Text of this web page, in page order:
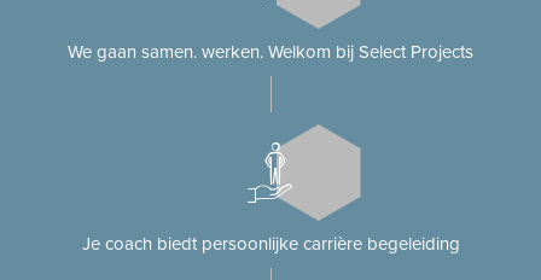
We gaan samen. werken. Welkom bij Select Projects
Je coach biedt persoonlijke carrière begeleiding